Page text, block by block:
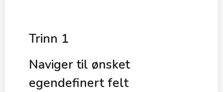
Trinn 1
Naviger til ønsket
egendefinert felt